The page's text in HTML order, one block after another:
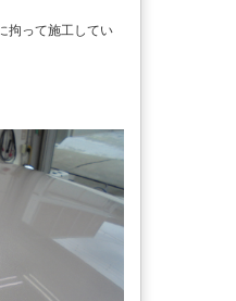
拘って施工してい